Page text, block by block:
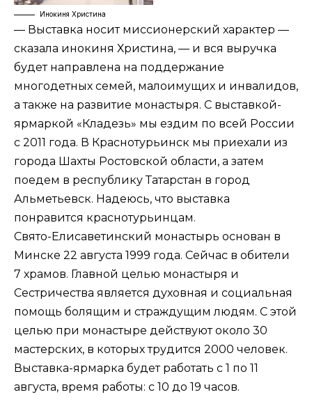
Инокиня Христина
— Выставка носит миссионерский характер —
сказала инокиня Христина, — и вся выручка
будет направлена на поддержание
многодетных семей, малоимущих и инвалидов,
а также на развитие монастыря. С выставкой-
ярмаркой «Кладезь» мы ездим по всей России
с 2011 года. В Краснотурьинск мы приехали из
города Шахты Ростовской области, а затем
поедем в республику Татарстан в город
Альметьевск. Надеюсь, что выставка
понравится краснотурьинцам.
Свято-Елисаветинский монастырь основан в
Минске 22 августа 1999 года. Сейчас в обители
7 храмов. Главной целью монастыря и
Сестричества является духовная и социальная
помощь болящим и страждущим людям. С этой
целью при монастыре действуют около 30
мастерских, в которых трудится 2000 человек.
Выставка-ярмарка будет работать с 1 по 11
августа, время работы: с 10 до 19 часов.